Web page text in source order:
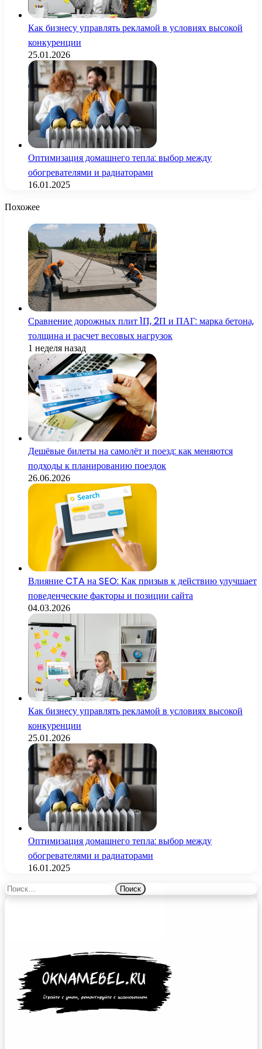
Как бизнесу управлять рекламой в условиях высокой
конкуренции
25.01.2026
Оптимизация домашнего тепла: выбор между
обогревателями и радиаторами
16.01.2025
Похожее
Сравнение дорожных плит 1П, 2П и ПАГ: марка бетона,
толщина и расчет весовых нагрузок
1 неделя назад
Дешёвые билеты на самолёт и поезд: как меняются
подходы к планированию поездок
26.06.2026
Влияние CTA на SEO: Как призыв к действию улучшает
поведенческие факторы и позиции сайта
04.03.2026
Как бизнесу управлять рекламой в условиях высокой
конкуренции
25.01.2026
Оптимизация домашнего тепла: выбор между
обогревателями и радиаторами
16.01.2025
Найти: